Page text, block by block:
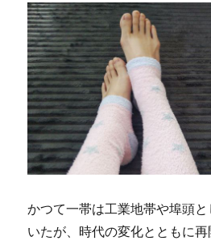
かつて一帯は工業地帯や埠頭
いたが、時代の変化とともに